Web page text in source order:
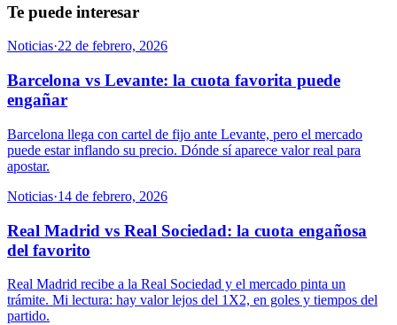
Te puede interesar
Noticias·22 de febrero, 2026
Barcelona vs Levante: la cuota favorita puede
engañar
Barcelona llega con cartel de fijo ante Levante, pero el mercado
puede estar inflando su precio. Dónde sí aparece valor real para
apostar.
Noticias·14 de febrero, 2026
Real Madrid vs Real Sociedad: la cuota engañosa
del favorito
Real Madrid recibe a la Real Sociedad y el mercado pinta un
trámite. Mi lectura: hay valor lejos del 1X2, en goles y tiempos del
partido.